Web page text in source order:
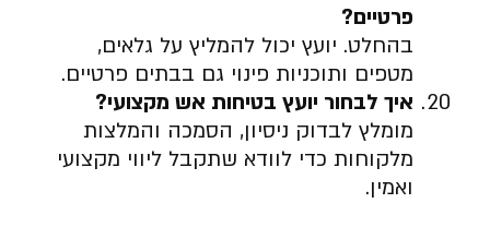
פרטיים?
בהחלט. יועץ יכול להמליץ על גלאים,
מטפים ותוכניות פינוי גם בבתים פרטיים.
איך לבחור יועץ בטיחות אש מקצועי?
מומלץ לבדוק ניסיון, הסמכה והמלצות
מלקוחות כדי לוודא שתקבל ליווי מקצועי
ואמין.